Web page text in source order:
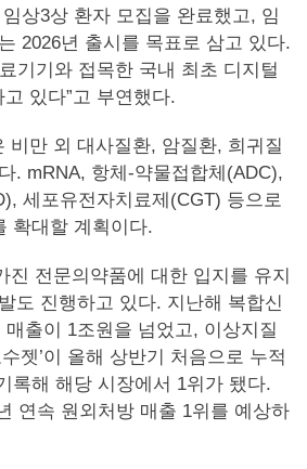
상3상 환자 모집을 완료했고, 임
2026년 출시를 목표로 삼고 있다.
기기와 접목한 국내 최초 디지털
있다”고 부연했다.
비만 외 대사질환, 암질환, 희귀질
. mRNA, 항체-약물접합체(ADC),
세포유전자치료제(CGT) 등으로
확대할 계획이다.
진 전문의약품에 대한 입지를 유지
도 진행하고 있다. 지난해 복합신
매출이 1조원을 넘었고, 이상지질
젯’이 올해 상반기 처음으로 누적
록해 해당 시장에서 1위가 됐다.
연속 원외처방 매출 1위를 예상하